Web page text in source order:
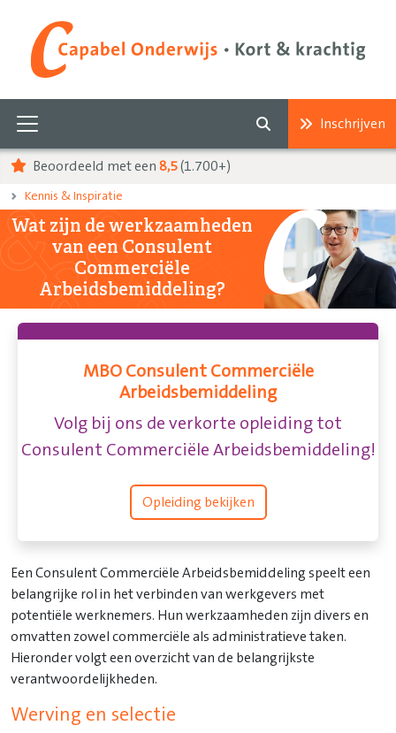
Inschrijven
Beoordeeld met een 8,5(1.700+)
Kennis & Inspiratie
Wat zijn de werkzaamheden
van een Consulent
Commerciële
Arbeidsbemiddeling?
MBO Consulent Commerciële
Arbeidsbemiddeling
Volg bij ons de verkorte opleiding tot
Consulent Commerciële Arbeidsbemiddeling!
Opleiding bekijken
Een Consulent Commerciële Arbeidsbemiddeling speelt een
belangrijke rol in het verbinden van werkgevers met
potentiële werknemers. Hun werkzaamheden zijn divers en
omvatten zowel commerciële als administratieve taken.
Hieronder volgt een overzicht van de belangrijkste
verantwoordelijkheden.
Werving en selectie